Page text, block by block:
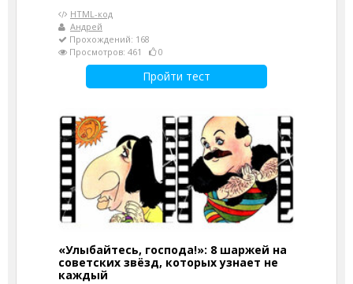
HTML-код
Андрей
Прохождений: 168
Просмотров: 461
0
Пройти тест
«Улыбайтесь, господа!»: 8 шаржей на
советских звёзд, которых узнает не
каждый